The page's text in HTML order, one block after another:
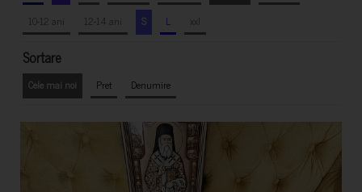
10-12 ani
12-14 ani S L xxl
Sortare
Cele mai noi Pret Denumire